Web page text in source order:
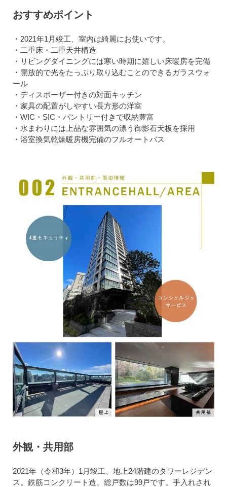
おすすめポイント
・2021年1月竣工、室内は綺麗にお使いです。
・二重床・二重天井構造
・リビングダイニングには寒い時期に嬉しい床暖房を完備
・開放的で光をたっぷり取り込むことのできるガラスウォ
ール
・ディスポーザー付きの対面キッチン
・家具の配置がしやすい長方形の洋室
・WIC・SIC・パントリー付きで収納豊富
・水まわりには上品な雰囲気の漂う御影石天板を採用
・浴室換気乾燥暖房機完備のフルオートバス
外観・共用部
2021年（令和3年）1月竣工、地上24階建のタワーレジデン
ス。鉄筋コンクリート造、総戸数は99戸です。手入れされ